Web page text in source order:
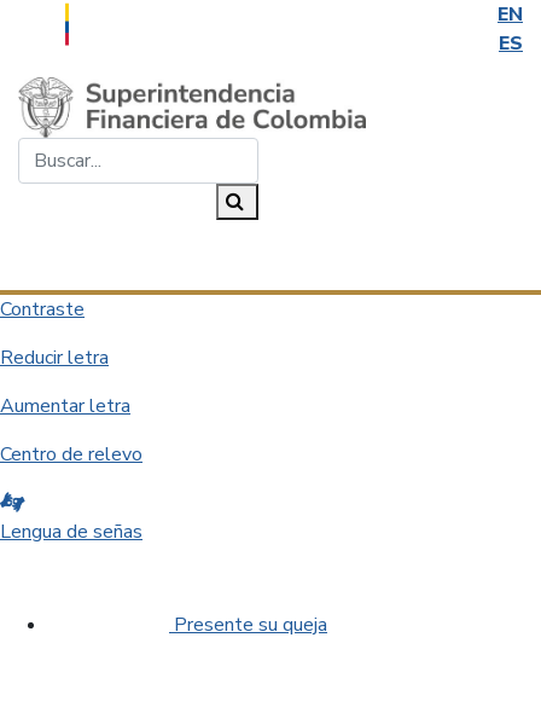
EN
ES
Saltar al contenido principal
Contraste
Reducir letra
Aumentar letra
Centro de relevo
Lengua de señas
Presente su queja